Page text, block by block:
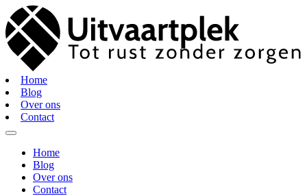
Home
Blog
Over ons
Contact
Home
Blog
Over ons
Contact